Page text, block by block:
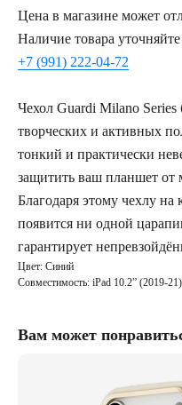
Цена в магазине может
Наличие товара
+7 (991) 222-04-72
Чехол Guardi Milano
творческих и активных
тонкий и практически
защитить ваш планшет от
Благодаря этому чехлу
появится ни одной
гарантирует
Цвет: Синий
Совместимость: iPad 10.2” (2019-21)
Вам может